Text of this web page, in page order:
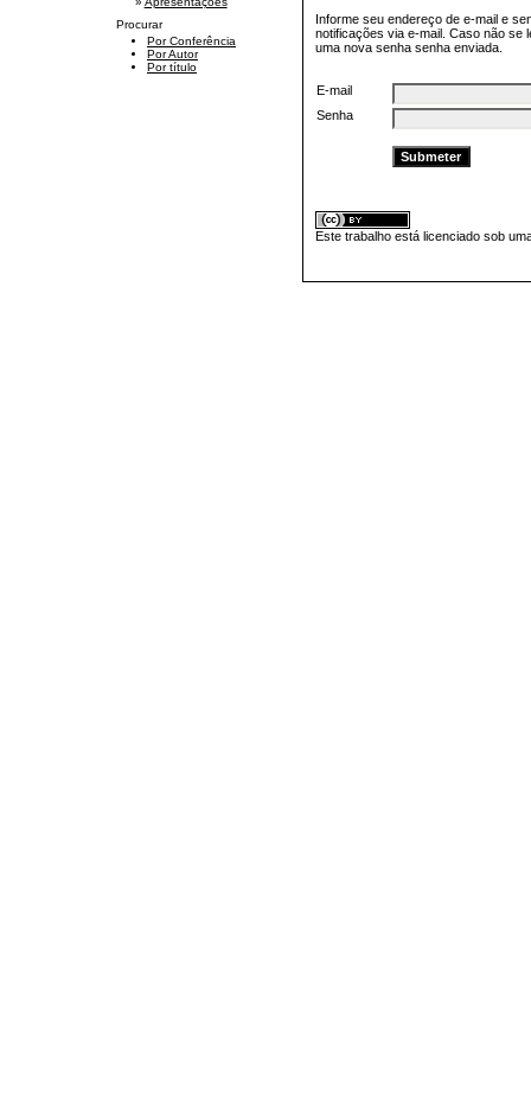
Procurar
Por Conferência
Por Autor
Por título
Informe seu endereço de e-mail e
notificações via e-mail. Caso não se
uma nova senha senha enviada.
E-mail
Senha
Este trabalho está licenciado sob